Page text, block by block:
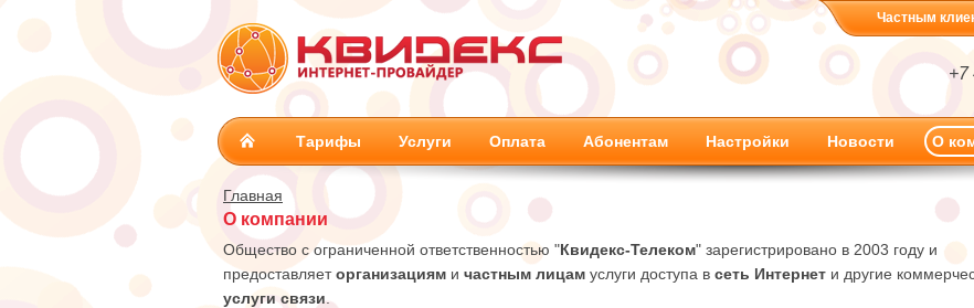
Частным
+7
Тарифы Услуги Оплата Абонентам Настройки Новости О
Главная
О компании
Общество с ограниченной ответственностью "Квидекс-Телеком" зарегистрировано в 2003 году и
предоставляеторганизациям и частным лицам услуги доступа в сеть Интернет и другие
услуги связи